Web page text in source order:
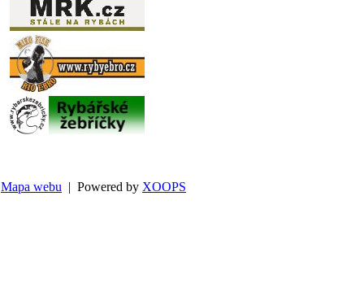
Mapa webu | Powered by XOOPS